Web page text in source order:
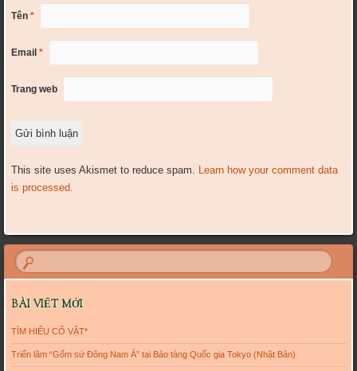
Tên *
Email *
Trang web
This site uses Akismet to reduce spam. Learn how your comment data
is processed.
BÀI VIẾT MỚI
TÌM HIỂU CỔ VẬT*
Triển lãm “Gốm sứ Đông Nam Á” tại Bảo tàng Quốc gia Tokyo (Nhật Bản)